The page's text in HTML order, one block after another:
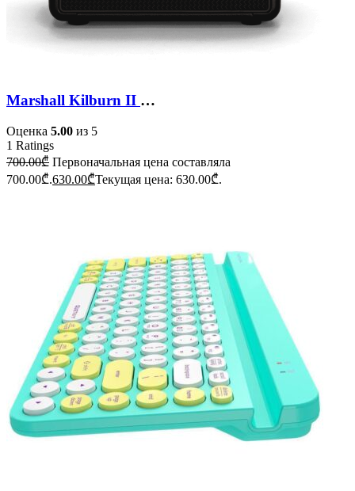
Marshall Kilburn II Bluetooth Speaker
Оценка 5.00 из 5
1 Ratings
700.00₾ Первоначальная цена составляла
700.00₾.630.00₾Текущая цена: 630.00₾.